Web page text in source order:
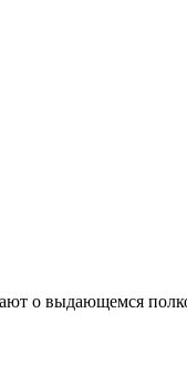
о выдающемся